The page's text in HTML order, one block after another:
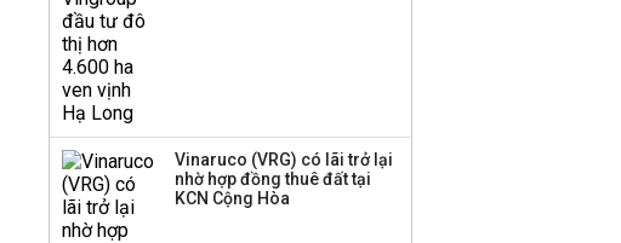
Dàn lãnh đạo GenZ nhà
Vingroup,
Techcombank,
Vinaruco (VRG) có lãi trở lại
nhờ hợp đồng thuê đất tại
KCN Cộng Hòa